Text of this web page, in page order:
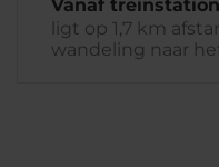
Vanaf
ligt op 1,7 km
wandeling naar